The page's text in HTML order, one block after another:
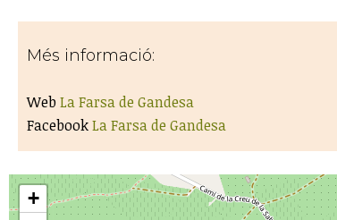
Més informació:
WebLa Farsa de Gandesa
FacebookLa Farsa de Gandesa
+